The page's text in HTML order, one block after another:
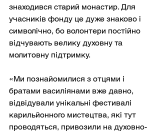
знаходився старий монастир. Для
учасників фонду це дуже знаково і
символічно, бо волонтери постійно
відчувають велику духовну та
молитовну підтримку.
«Ми познайомилися з отцями і
братами василіянами вже давно,
відвідували унікальні фестивалі
карильйонного мистецтва, які тут
проводяться, привозили на духовно-